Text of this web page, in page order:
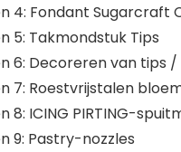
4: Fondant Sugarcraft
5: Takmondstuk Tips
6: Decoreren van tips /
7: Roestvrijstalen
8: ICING PIRTING-
9: Pastry-nozzles